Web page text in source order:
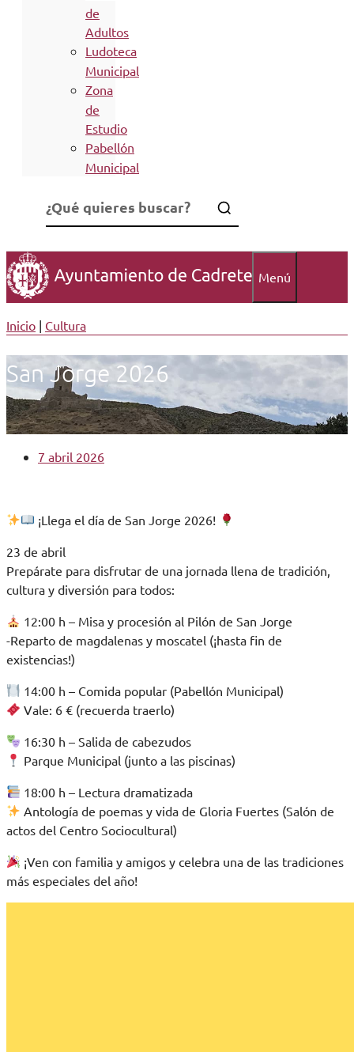
de
Adultos
Ludoteca
Municipal
Zona
de
Estudio
Pabellón
Municipal
Menú
Inicio | Cultura
San Jorge 2026
7 abril 2026
¡Llega el día de San Jorge 2026!
23 de abril
Prepárate para disfrutar de una jornada llena de tradición,
cultura y diversión para todos:
12:00 h – Misa y procesión al Pilón de San Jorge
-Reparto de magdalenas y moscatel (¡hasta fin de
existencias!)
14:00 h – Comida popular (Pabellón Municipal)
Vale: 6 € (recuerda traerlo)
16:30 h – Salida de cabezudos
Parque Municipal (junto a las piscinas)
18:00 h – Lectura dramatizada
Antología de poemas y vida de Gloria Fuertes (Salón de
actos del Centro Sociocultural)
¡Ven con familia y amigos y celebra una de las tradiciones
más especiales del año!